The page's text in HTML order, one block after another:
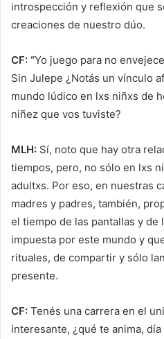
introspección y reflexión que
creaciones de nuestro dúo.
CF: “Yo juego para no
Sin Julepe ¿Notás un vínculo
mundo lúdico en lxs niñxs de
niñez que vos tuviste?
MLH: Sí, noto que hay otra
tiempos, pero, no sólo en lxs
adultxs. Por eso, en nuestras
madres y padres, también,
el tiempo de las pantallas y de
impuesta por este mundo y
rituales, de compartir y sólo
presente.
CF: Tenés una carrera en el
interesante, ¿qué te anima,